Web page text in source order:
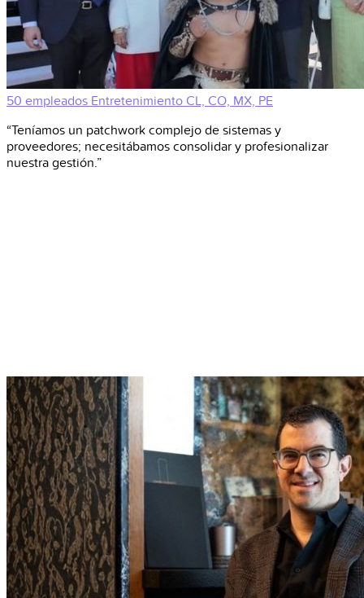
50 empleados Entretenimiento CL, CO, MX, PE
“Teníamos un patchwork complejo de sistemas y
proveedores; necesitábamos consolidar y profesionalizar
nuestra gestión.”